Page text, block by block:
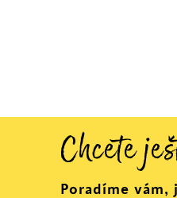
Chcete
Poradíme